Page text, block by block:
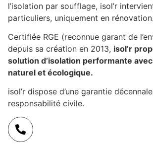
l’isolation par soufflage, isol’r
particuliers, uniquement en rénovation.
Certifiée RGE (reconnue garant de
depuis sa création en 2013, isol’r
solution d’isolation performante
naturel et écologique.
isol’r dispose d’une garantie
responsabilité civile.